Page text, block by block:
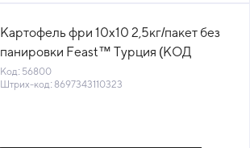
Картофель фри 10х10 2,5кг/пакет без
панировки Feast™ Турция (КОД
56800) (-18°С)
Код: 56800
Штрих-код: 8697343110323